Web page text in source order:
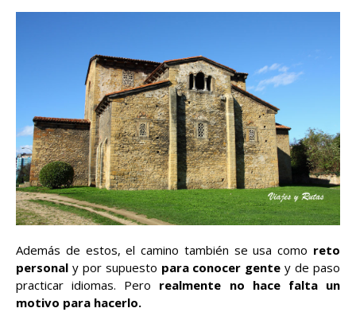
Además de estos, el camino también se usa como reto
personal y por supuesto para conocer gente y de paso
practicar idiomas. Pero realmente no hace falta un
motivo para hacerlo.